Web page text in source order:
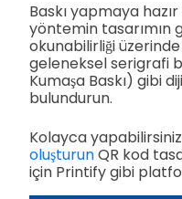
Baskı yapmaya
yöntemin tasarımın
okunabilirliği
geleneksel serigrafi
Kumaşa Baskı) gibi
bulundurun.
Kolayca
oluşturunQR kod
için Printify gibi